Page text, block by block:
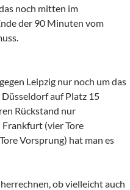
noch mitten im
der 90 Minuten vom
Leipzig nur noch um das
Düsseldorf auf Platz 15
Rückstand nur
(vier Tore
Vorsprung) hat man es
ob vielleicht auch